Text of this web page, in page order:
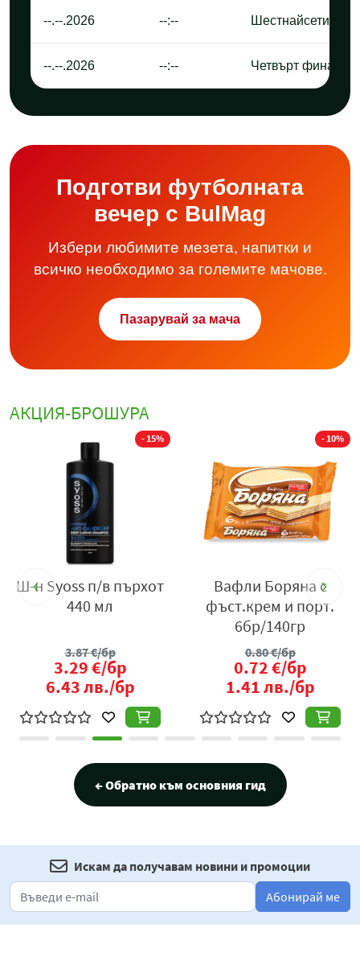
--.--.2026 --:-- Шестнайсетина
--.--.2026 --:-- Четвърт финал
Подготви футболната
вечер с BulMag
Избери любимите мезета, напитки и
всичко необходимо за големите мачове.
Пазарувай за мача
АКЦИЯ-БРОШУРА
- 15%
Ш-н Syoss п/в пърхот
440 мл
3.87€/бр
3.29€/бр
6.43лв./бр
- 10%
Вафли Боряна с
фъст.крем и порт.
6бр/140гр
0.80€/бр
0.72€/бр
1.41лв./бр
← Обратно към основния гид
Искам да получавам новини и промоции
Абонирай ме